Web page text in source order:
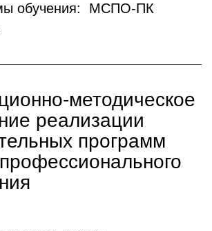
обучения: МСПО-ПК
методическое
реализации
программ